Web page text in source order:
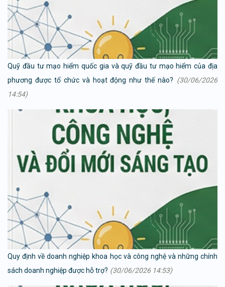
Quỹ đầu tư mạo hiểm quốc gia và quỹ đầu tư mạo hiểm của địa
phương được tổ chức và hoạt động như thế nào? (30/06/2026
14:54)
Quy định về doanh nghiệp khoa học và công nghệ và những chính
sách doanh nghiệp được hỗ trợ? (30/06/2026 14:53)